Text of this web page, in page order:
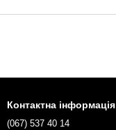
Контактна інформація
(067) 537 40 14